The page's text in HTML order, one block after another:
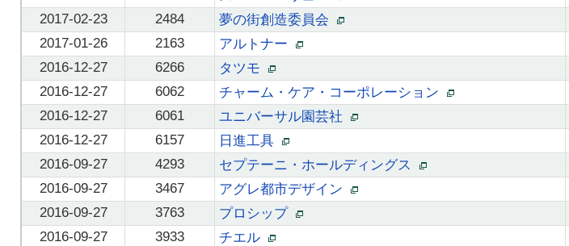
2017-02-23
2484 夢の街創造委員会
2017-01-26
2163 アルトナー
2016-12-27
6266 タツモ
2016-12-27
6062 チャーム・ケア・コーポレーション
2016-12-27
6061 ユニバーサル園芸社
2016-12-27
6157 日進工具
2016-09-27
4293 セプテーニ・ホールディングス
2016-09-27
3467 アグレ都市デザイン
2016-09-27
3763 プロシップ
2016-09-27
3933 チエル